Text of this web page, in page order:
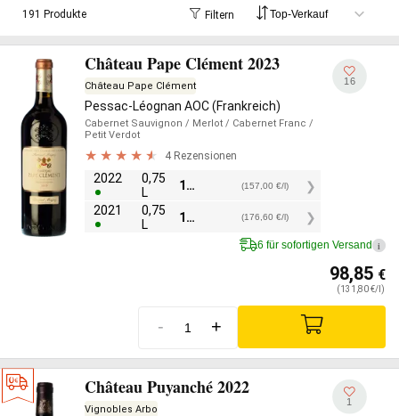
191 Produkte Filtern
Château Pape Clément 2023
Château Pape Clément
Pessac-Léognan AOC (Frankreich)
Cabernet Sauvignon / Merlot / Cabernet Franc /
Petit Verdot
4 Rezensionen
2022
0,75
L
117,75 (157,00 €/l)
2021
0,75
L
132,45 (176,60 €/l)
16
6 für sofortigen Versand i
98,85 €
(131,80 €/l)
- +
Château Puyanché 2022
Vignobles Arbo
1